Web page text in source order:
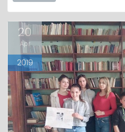
20
Apr
2019